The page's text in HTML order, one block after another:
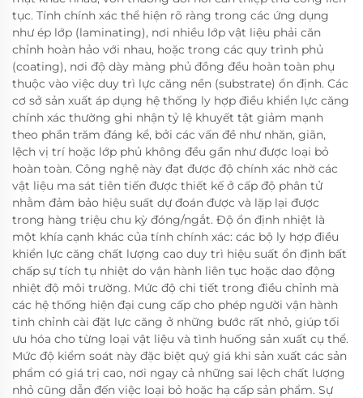
tục. Tính chính xác thể hiện rõ ràng trong các ứng dụng
như ép lớp (laminating), nơi nhiều lớp vật liệu phải căn
chỉnh hoàn hảo với nhau, hoặc trong các quy trình phủ
(coating), nơi độ dày màng phủ đồng đều hoàn toàn phụ
thuộc vào việc duy trì lực căng nền (substrate) ổn định. Các
cơ sở sản xuất áp dụng hệ thống ly hợp điều khiển lực căng
chính xác thường ghi nhận tỷ lệ khuyết tật giảm mạnh
theo phần trăm đáng kể, bởi các vấn đề như nhăn, giãn,
lệch vị trí hoặc lớp phủ không đều gần như được loại bỏ
hoàn toàn. Công nghệ này đạt được độ chính xác nhờ các
vật liệu ma sát tiên tiến được thiết kế ở cấp độ phân tử
nhằm đảm bảo hiệu suất dự đoán được và lặp lại được
trong hàng triệu chu kỳ đóng/ngắt. Độ ổn định nhiệt là
một khía cạnh khác của tính chính xác: các bộ ly hợp điều
khiển lực căng chất lượng cao duy trì hiệu suất ổn định bất
chấp sự tích tụ nhiệt do vận hành liên tục hoặc dao động
nhiệt độ môi trường. Mức độ chi tiết trong điều chỉnh mà
các hệ thống hiện đại cung cấp cho phép người vận hành
tinh chỉnh cài đặt lực căng ở những bước rất nhỏ, giúp tối
ưu hóa cho từng loại vật liệu và tình huống sản xuất cụ thể.
Mức độ kiểm soát này đặc biệt quý giá khi sản xuất các sản
phẩm có giá trị cao, nơi ngay cả những sai lệch chất lượng
nhỏ cũng dẫn đến việc loại bỏ hoặc hạ cấp sản phẩm. Sự